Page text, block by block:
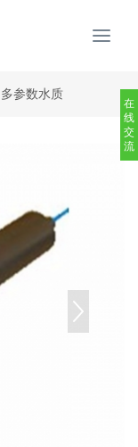
多参数水质
在
线
交
流